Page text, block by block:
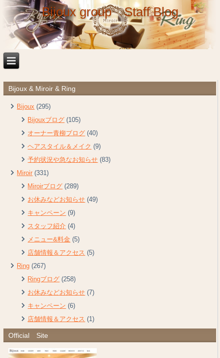
Bijoux group Staff Blog
Bijoux & Miroir & Ring
Bijoux (295)
Bijouxブログ (105)
オーナー青柳ブログ (40)
ヘアスタイル＆メイク (9)
予約状況や急なお知らせ (83)
Miroir (331)
Miroirブログ (289)
お休みなどお知らせ (49)
キャンペーン (9)
スタッフ紹介 (4)
メニュー&料金 (5)
店舗情報＆アクセス (5)
Ring (267)
Ringブログ (258)
お休みなどお知らせ (7)
キャンペーン (6)
店舗情報＆アクセス (1)
Official Site